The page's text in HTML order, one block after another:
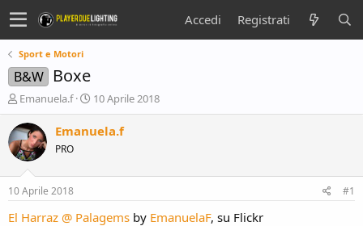
Accedi Registrati
Sport e Motori
B&W Boxe
C
r
e
a
t
e
D
Emanuela.f
D
a
t
i
10 Aprile 2018
Emanuela.f
PRO
10 Aprile 2018 #1
El Harraz @ Palagems by EmanuelaF, su Flickr